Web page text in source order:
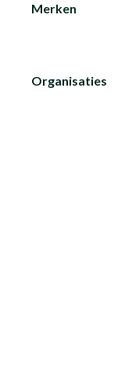
Merken
Organisaties